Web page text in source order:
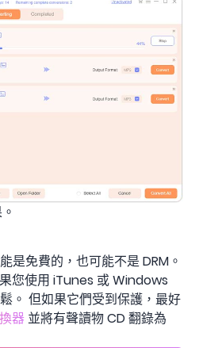
是免費的，也可能不是 DRM。
您使用 iTunes 或 Windows
。 但如果它們受到保護，最好
器並將有聲讀物 CD 翻錄為